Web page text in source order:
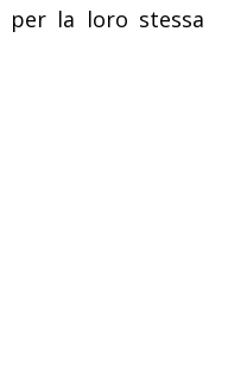
per la loro stessa